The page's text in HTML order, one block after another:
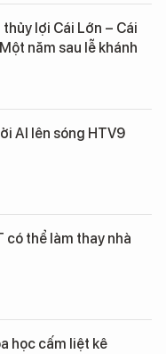
thủy lợi Cái Lớn – Cái
năm sau lễ khánh
AI lên sóng HTV9
có thể làm thay nhà
học cấm liệt kê